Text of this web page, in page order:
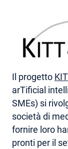
Il progetto
arTificial
SMEs) si
società di
fornire loro
pronti per il